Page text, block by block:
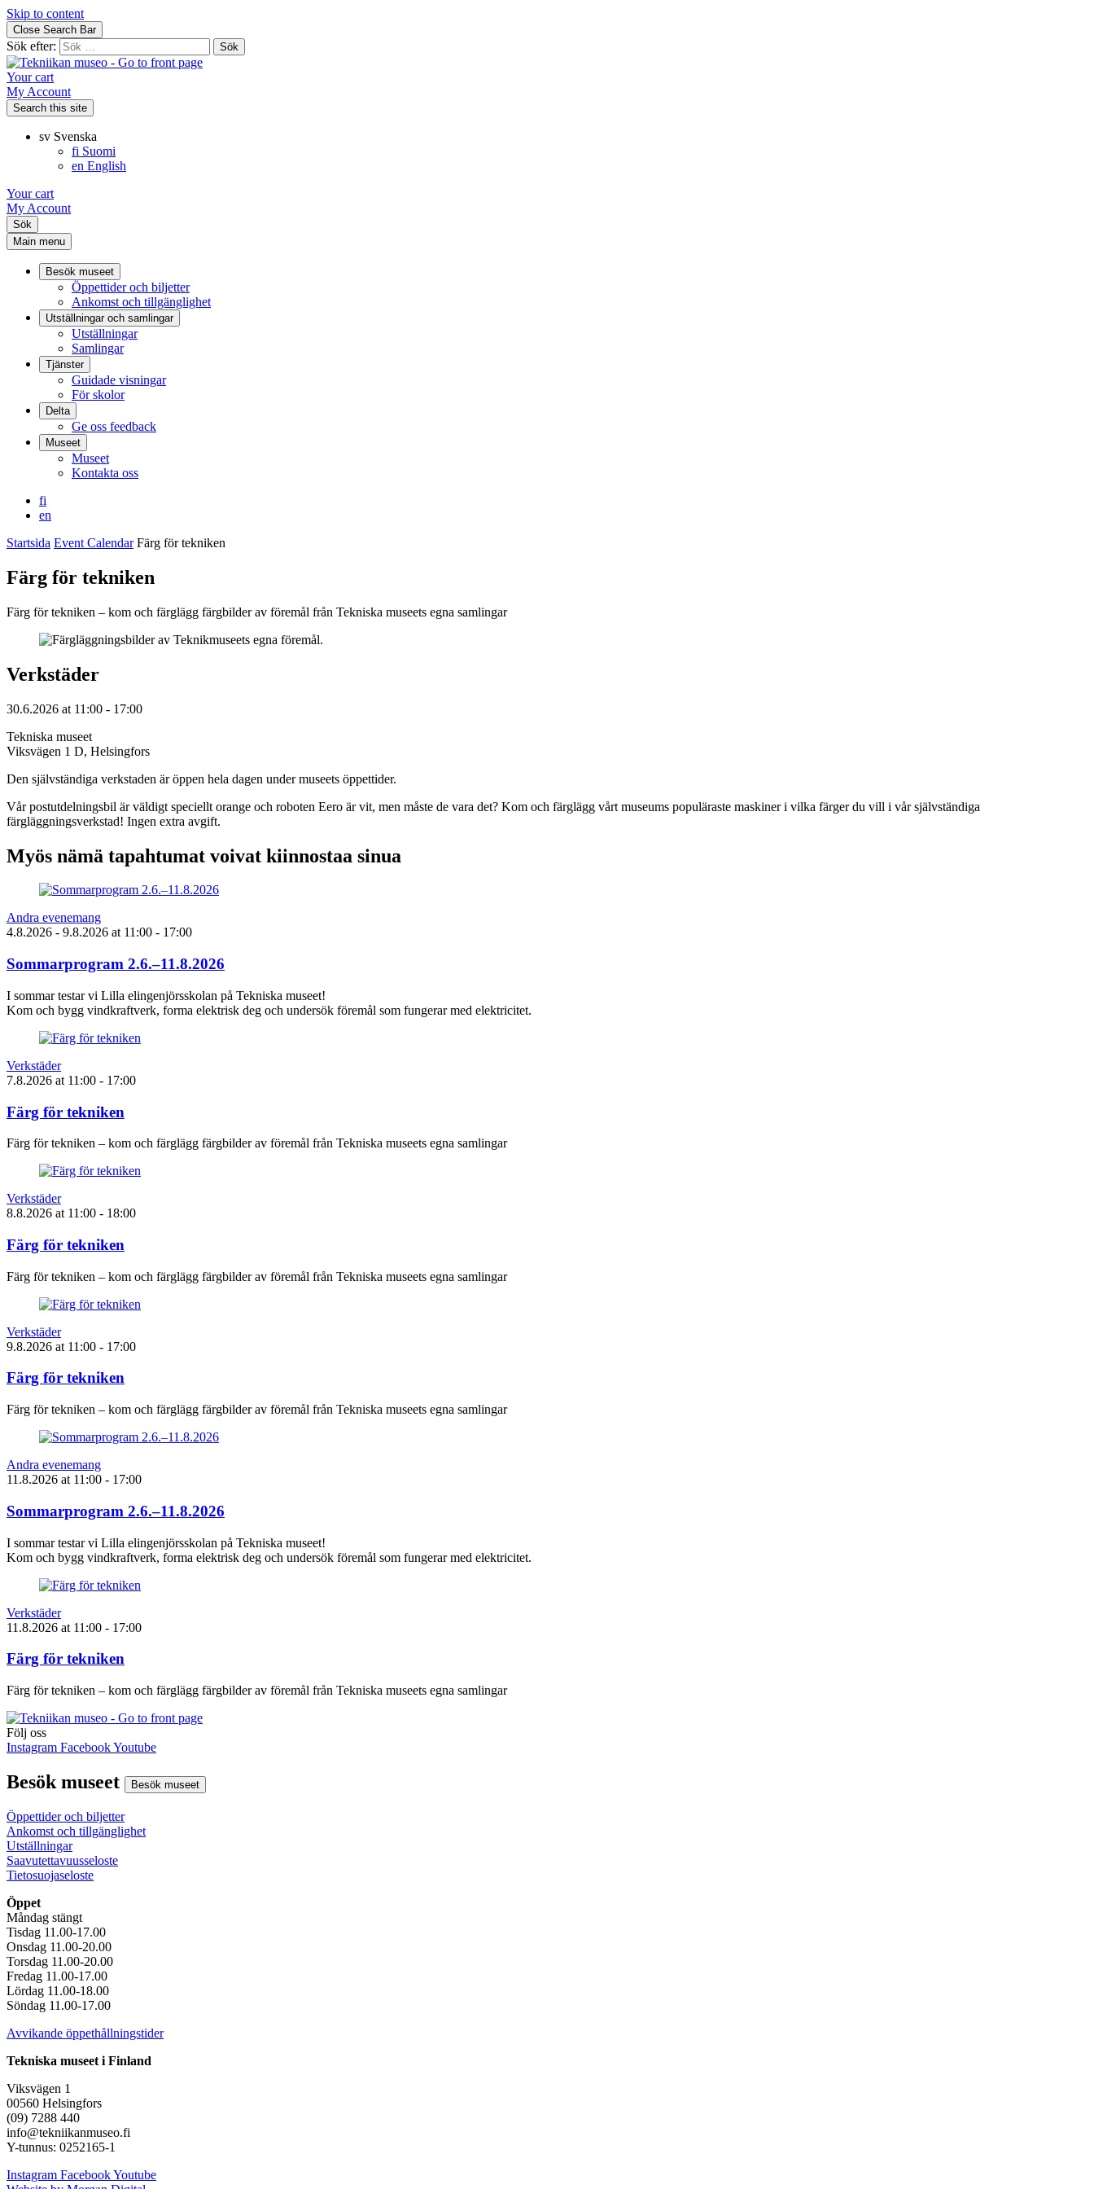
Skip to content
Close Search Bar
Sök efter:
Your cart
My Account
Search this site
sv Svenska
fi Suomi
en English
Your cart
My Account
Sök
Main menu
Besök museet
Öppettider och biljetter
Ankomst och tillgänglighet
Utställningar och samlingar
Utställningar
Samlingar
Tjänster
Guidade visningar
För skolor
Delta
Ge oss feedback
Museet
Museet
Kontakta oss
fi
en
Startsida Event Calendar Färg för tekniken
Färg för tekniken
Färg för tekniken – kom och färglägg färgbilder av föremål från Tekniska museets egna samlingar
Verkstäder
30.6.2026 at 11:00 - 17:00
Tekniska museet
Viksvägen 1 D, Helsingfors
Den självständiga verkstaden är öppen hela dagen under museets öppettider.
Vår postutdelningsbil är väldigt speciellt orange och roboten Eero är vit, men måste de vara det? Kom och färglägg vårt museums populäraste maskiner i vilka färger du vill i vår självständiga
färgläggningsverkstad! Ingen extra avgift.
Myös nämä tapahtumat voivat kiinnostaa sinua
Andra evenemang
4.8.2026 - 9.8.2026 at 11:00 - 17:00
Sommarprogram 2.6.–11.8.2026
I sommar testar vi Lilla elingenjörsskolan på Tekniska museet!
Kom och bygg vindkraftverk, forma elektrisk deg och undersök föremål som fungerar med elektricitet.
Verkstäder
7.8.2026 at 11:00 - 17:00
Färg för tekniken
Färg för tekniken – kom och färglägg färgbilder av föremål från Tekniska museets egna samlingar
Verkstäder
8.8.2026 at 11:00 - 18:00
Färg för tekniken
Färg för tekniken – kom och färglägg färgbilder av föremål från Tekniska museets egna samlingar
Verkstäder
9.8.2026 at 11:00 - 17:00
Färg för tekniken
Färg för tekniken – kom och färglägg färgbilder av föremål från Tekniska museets egna samlingar
Andra evenemang
11.8.2026 at 11:00 - 17:00
Sommarprogram 2.6.–11.8.2026
I sommar testar vi Lilla elingenjörsskolan på Tekniska museet!
Kom och bygg vindkraftverk, forma elektrisk deg och undersök föremål som fungerar med elektricitet.
Verkstäder
11.8.2026 at 11:00 - 17:00
Färg för tekniken
Färg för tekniken – kom och färglägg färgbilder av föremål från Tekniska museets egna samlingar
Följ oss
Instagram FacebookYoutube
Besök museet Besök museet
Öppettider och biljetter
Ankomst och tillgänglighet
Utställningar
Saavutettavuusseloste
Tietosuojaseloste
Öppet
Måndag stängt
Tisdag 11.00-17.00
Onsdag 11.00-20.00
Torsdag 11.00-20.00
Fredag 11.00-17.00
Lördag 11.00-18.00
Söndag 11.00-17.00
Avvikande öppethållningstider
Tekniska museet i Finland
Viksvägen 1
00560 Helsingfors
(09) 7288 440
info@tekniikanmuseo.fi
Y-tunnus: 0252165-1
Instagram FacebookYoutube